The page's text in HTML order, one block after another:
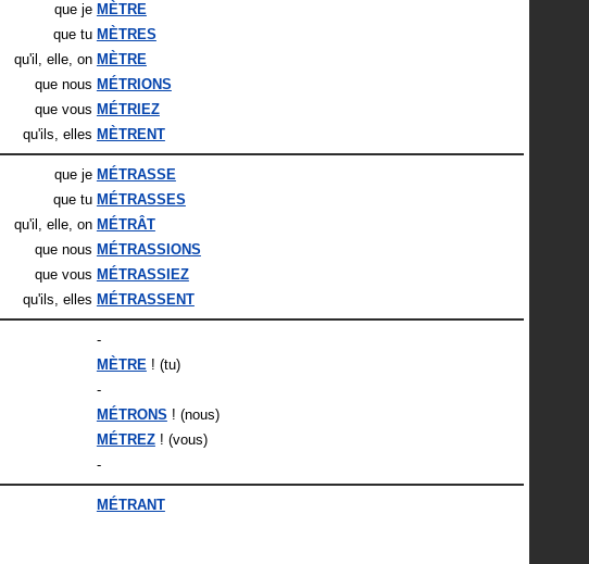
que je MÈTRE
que tu MÈTRES
qu'il , elle, on MÈTRE
que nous MÉTRIONS
que vous MÉTRIEZ
qu'ils, elles MÈTRENT
que je MÉTRASSE
que tu MÉTRASSES
qu'il , elle, on MÉTRÂT
que nous MÉTRASSIONS
que vous MÉTRASSIEZ
qu'ils, elles MÉTRASSENT
-
MÈTRE! (tu)
-
MÉTRONS ! (nous)
MÉTREZ! (vous)
-
MÉTRANT